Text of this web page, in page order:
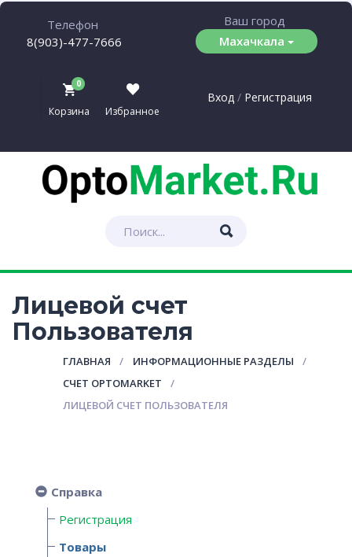
Телефон
8(903)-477-7666
Ваш город
Махачкала
0
Корзина
Перейти в корзину
Избранное
Вход / Регистрация
Лицевой счет
Пользователя
ГЛАВНАЯ
ИНФОРМАЦИОННЫЕ РАЗДЕЛЫ
СЧЕТ OPTOMARKET
ЛИЦЕВОЙ СЧЕТ ПОЛЬЗОВАТЕЛЯ
Справка
Регистрация
Товары